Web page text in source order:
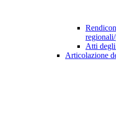
Atti
Articolazione